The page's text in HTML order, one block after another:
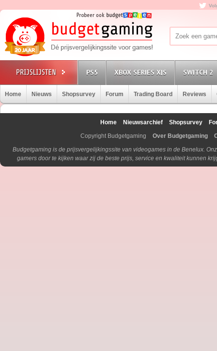
PS5 XBOX SERIES X|S SWITCH 2
Home Nieuws Shopsurvey Forum Trading Board Reviews
Home Nieuwsarchief Shopsurvey
Copyright Budgetgaming
Over Budgetgaming
Budgetgaming is de prijsvergelijkingssite van videogames in de Benelux.
gamers door te kijken waar zij de beste prijs, service en kwaliteit kunnen